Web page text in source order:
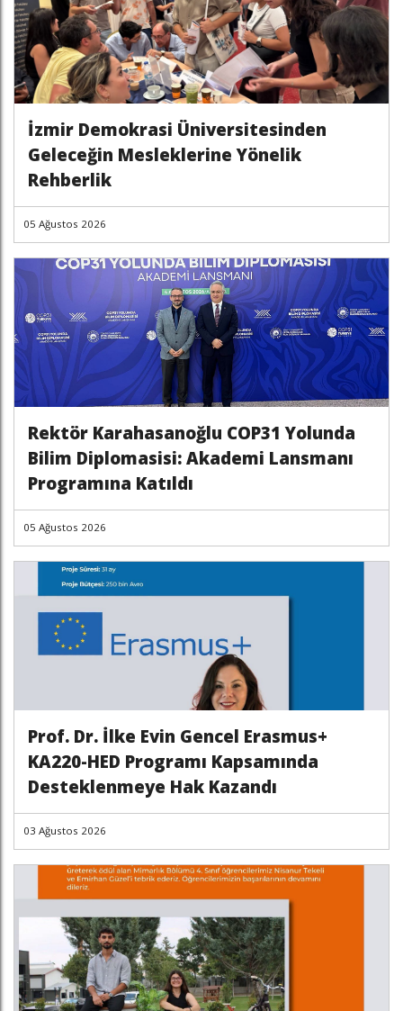
İzmir Demokrasi Üniversitesinden
Geleceğin Mesleklerine Yönelik
Rehberlik
05 Ağustos 2026
Rektör Karahasanoğlu COP31 Yolunda
Bilim Diplomasisi: Akademi Lansmanı
Programına Katıldı
05 Ağustos 2026
Prof. Dr. İlke Evin Gencel Erasmus+
KA220-HED Programı Kapsamında
Desteklenmeye Hak Kazandı
03 Ağustos 2026